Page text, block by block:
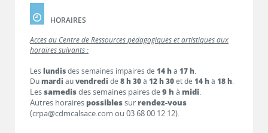
HORAIRES
Accès au Centre de Ressources pédagogiques et artistiques aux
horaires suivants :
Les lundisdes semaines impaires de 14 hà 17 h.
Dumardi auvendredi de 8 h 30à 12 h 30et de 14 hà 18 h.
Lessamedisdes semaines paires de9 h à midi.
Autres horaires possiblessur rendez-vous
(crpa@cdmcalsace.com ou 03 68 00 12 12).